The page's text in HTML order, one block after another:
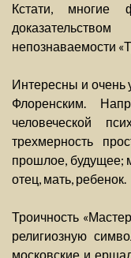
Кстати, многие
непознаваемости
Интересны и
Флоренским.
человеческой
трехмерность
прошлое, будущее;
отец, мать, ребенок.
Троичность
религиозную
московские и